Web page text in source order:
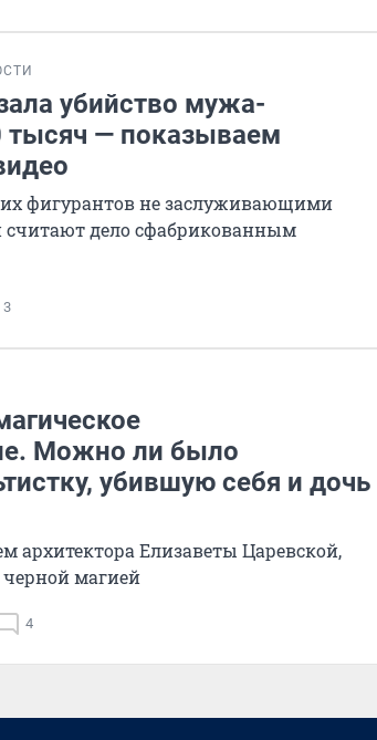
убийство мужа-
тысяч — показываем
фигурантов не заслуживающими
дело сфабрикованным
3
Можно ли было
убившую себя и дочь
Елизаветы Царевской,
черной магией
4